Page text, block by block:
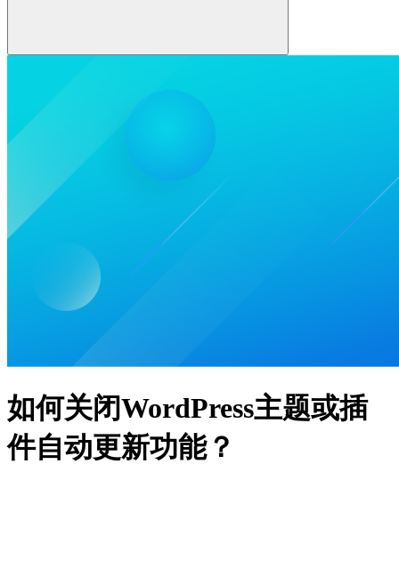
如何关闭WordPress主题或插
件自动更新功能？